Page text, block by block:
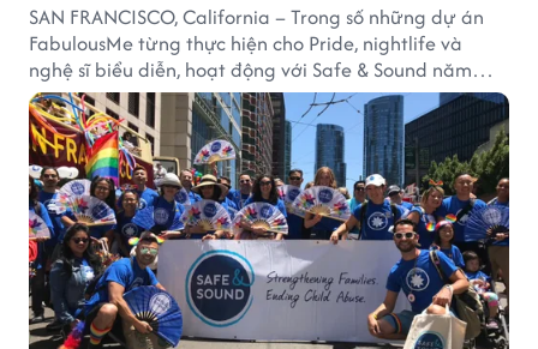
SAN FRANCISCO, California – Trong số những dự án
FabulousMe từng thực hiện cho Pride, nightlife và
nghệ sĩ biểu diễn, hoạt động với Safe & Sound năm
2019 mang một bối cảnh khác biệt. Safe & Sound là tổ
chức phi lợi nhuận tại San Francisco hoạt động trong
lĩnh vực phòng ngừa bạo hành trẻ em, hỗ trợ gia đình
và xây dựng môi trường an toàn cho trẻ em.